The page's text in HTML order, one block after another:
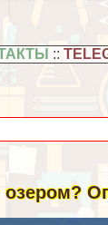
::
озером?